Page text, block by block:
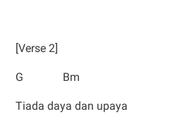
[Verse 2]
G Bm
Tiada daya dan upaya